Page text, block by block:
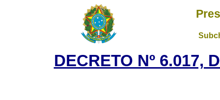
DECRETO Nº 6.017,